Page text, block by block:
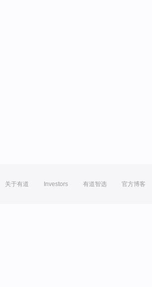
关于有道 Investors 有道智选 官方博客